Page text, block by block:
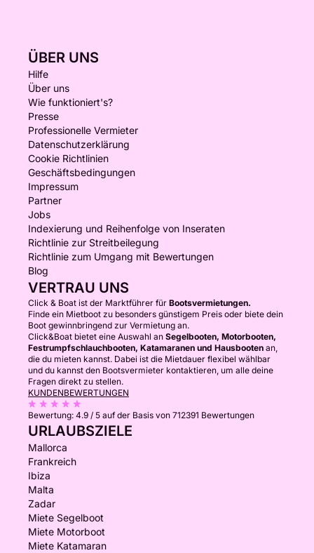
ÜBER UNS
Hilfe
Über uns
Wie funktioniert's?
Presse
Professionelle Vermieter
Datenschutzerklärung
Cookie Richtlinien
Geschäftsbedingungen
Impressum
Partner
Jobs
Indexierung und Reihenfolge von Inseraten
Richtlinie zur Streitbeilegung
Richtlinie zum Umgang mit Bewertungen
Blog
VERTRAU UNS
Click & Boat ist der Marktführer für Bootsvermietungen.
Finde ein Mietboot zu besonders günstigem Preis oder biete dein
Boot gewinnbringend zur Vermietung an.
Click&Boat bietet eine Auswahl an Segelbooten, Motorbooten,
Festrumpfschlauchbooten, Katamaranen und Hausbooten an,
die du mieten kannst. Dabei ist die Mietdauer flexibel wählbar
und du kannst den Bootsvermieter kontaktieren, um alle deine
Fragen direkt zu stellen.
KUNDENBEWERTUNGEN
Bewertung: 4.9 / 5 auf der Basis von 712391 Bewertungen
URLAUBSZIELE
Mallorca
Frankreich
Ibiza
Malta
Zadar
Miete Segelboot
Miete Motorboot
Miete Katamaran